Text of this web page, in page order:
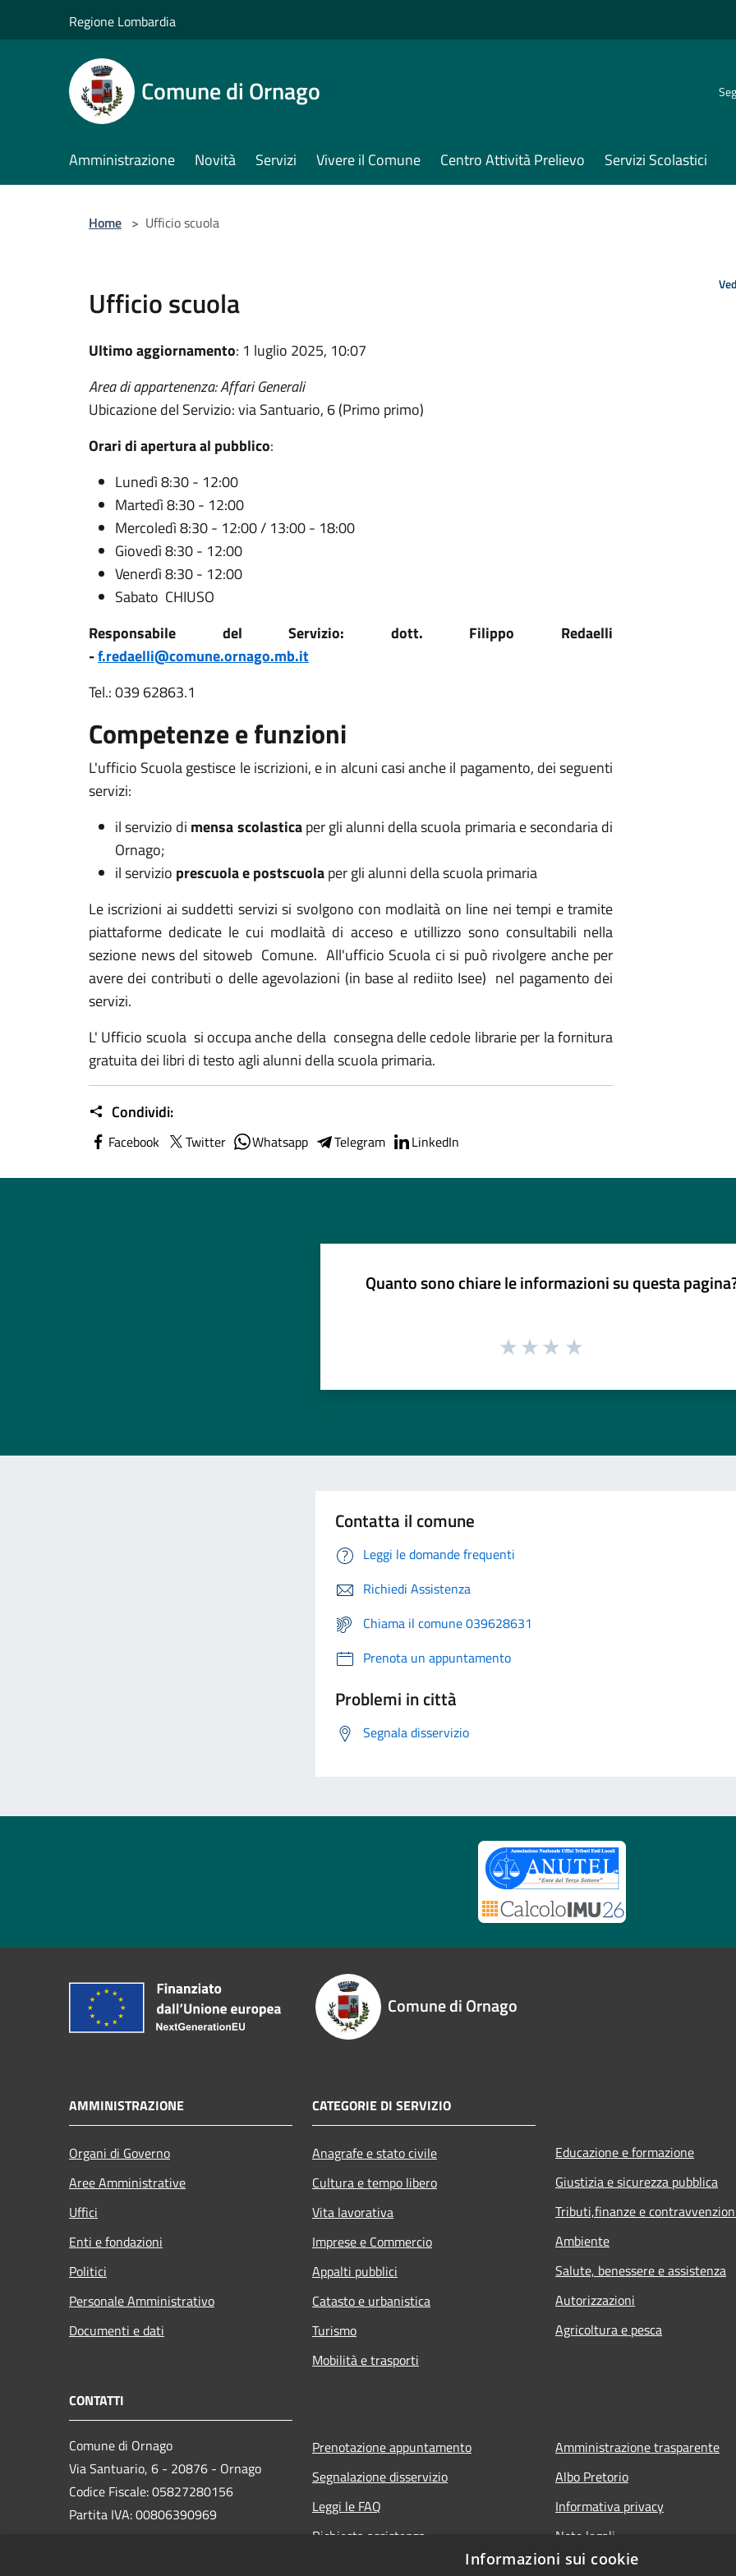
Regione Lombardia
Comune di Ornago
Amministrazione Novità Servizi Vivere il Comune Centro Attività Prelievo Servizi Scolastici
Home > Ufficio scuola
Ufficio scuola
Ultimo aggiornamento: 1 luglio 2025, 10:07
Area di appartenenza: Affari Generali
Ubicazione del Servizio: via Santuario, 6 (Primo primo)
Orari di apertura al pubblico:
Lunedì 8:30 - 12:00
Martedì 8:30 - 12:00
Mercoledì 8:30 - 12:00 / 13:00 - 18:00
Giovedì 8:30 - 12:00
Venerdì 8:30 - 12:00
Sabato CHIUSO
Responsabile del Servizio: dott. Filippo Redaelli
-f.redaelli@comune.ornago.mb.it
Tel.: 039 62863.1
Competenze e funzioni
L'ufficio Scuola gestisce le iscrizioni, e in alcuni casi anche il pagamento, dei seguenti
servizi:
il servizio di mensa scolasticaper gli alunni della scuola primaria e secondaria di
Ornago;
il servizio prescuola e postscuolaper gli alunni della scuola primaria
Le iscrizioni ai suddetti servizi si svolgono con modlaità on line nei tempi e tramite
piattaforme dedicate le cui modlaità di acceso e utillizzo sono consultabili nella
sezione news del sitoweb Comune. All'ufficio Scuola ci si può rivolgere anche per
avere dei contributi o delle agevolazioni (in base al rediito Isee) nel pagamento dei
servizi.
L' Ufficio scuola si occupa anche della consegna delle cedole librarie per la fornitura
gratuita dei libri di testo agli alunni della scuola primaria.
Condividi:
Facebook Twitter Whatsapp Telegram LinkedIn
Quanto sono chiare le informazioni su questa
Contatta il comune
Leggi le domande frequenti
Richiedi Assistenza
Chiama il comune 039628631
Prenota un appuntamento
Problemi in città
Segnala disservizio
Comune di Ornago
AMMINISTRAZIONE
Organi di Governo
Aree Amministrative
Uffici
Enti e fondazioni
Politici
Personale Amministrativo
Documenti e dati
CATEGORIE DI SERVIZIO
Anagrafe e stato civile
Cultura e tempo libero
Vita lavorativa
Imprese e Commercio
Appalti pubblici
Catasto e urbanistica
Turismo
Mobilità e trasporti
Educazione e formazione
Giustizia e sicurezza pubblica
Tributi,finanze e
Ambiente
Salute, benessere e assistenza
Autorizzazioni
Agricoltura e pesca
CONTATTI
Comune di Ornago
Via Santuario, 6 - 20876 - Ornago
Codice Fiscale: 05827280156
Partita IVA: 00806390969
Prenotazione appuntamento
Segnalazione disservizio
Leggi le FAQ
Richiesta assistenza
Amministrazione trasparente
Albo Pretorio
Informativa privacy
Note legali
Dichiarazione di accessibilità
Informazioni sui cookie